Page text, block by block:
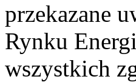
przekazane
Rynku
wszystkich